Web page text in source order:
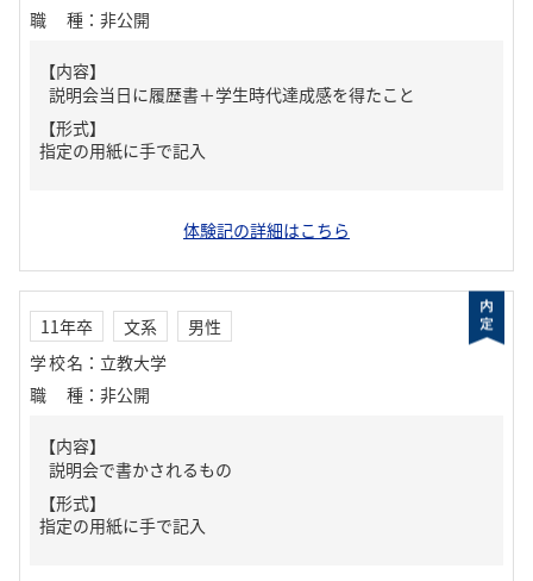
職種 ： 非公開
【内容】
説明会当日に履歴書＋学生時代達成感を得たこと
【形式】
指定の用紙に手で記入
体験記の詳細はこちら
11年卒 文系
男性
学校名 ： 立教大学
職種 ： 非公開
【内容】
説明会で書かされるもの
【形式】
指定の用紙に手で記入